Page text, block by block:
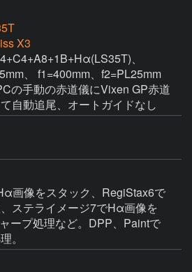
X3
、
、 f1=400mm、f2=PL25mm
の手動の赤道儀にVixen GP赤道
自動追尾、オートガイドなし
画像をスタック、RegiStax6で
ステライメージ7でHα画像を
ープ処理など。DPP、Paintで
。